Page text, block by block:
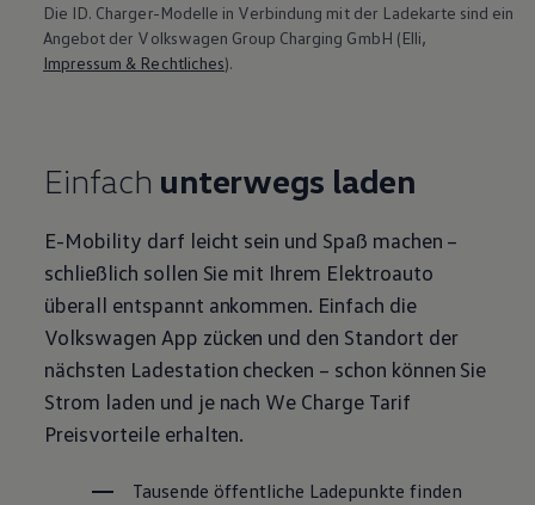
Die ID. Charger-Modelle in Verbindung mit der Ladekarte sind ein
Angebot der Volkswagen Group Charging GmbH (Elli,
Impressum & Rechtliches).
Einfach unterwegs laden
E-Mobility darf leicht sein und Spaß machen –
schließlich sollen Sie mit Ihrem Elektroauto
überall entspannt ankommen. Einfach die
Volkswagen App zücken und den Standort der
nächsten Ladestation checken – schon können Sie
Strom laden und je nach We ChargeTarif
Preisvorteile erhalten.
Tausende öffentliche Ladepunkte finden